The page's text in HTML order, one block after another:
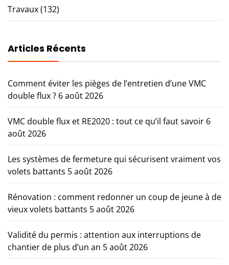
Travaux(132)
Articles Récents
Comment éviter les pièges de l’entretien d’une VMC
double flux ? 6 août 2026
VMC double flux et RE2020 : tout ce qu’il faut savoir 6
août 2026
Les systèmes de fermeture qui sécurisent vraiment vos
volets battants 5 août 2026
Rénovation : comment redonner un coup de jeune à de
vieux volets battants 5 août 2026
Validité du permis : attention aux interruptions de
chantier de plus d’un an 5 août 2026